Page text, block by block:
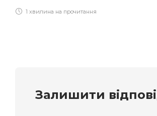
1 хвилина на прочитання
Залишити